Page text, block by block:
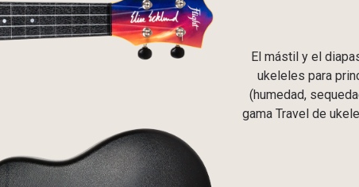
El mástil y el
ukeleles para
(humedad,
gama Travel de